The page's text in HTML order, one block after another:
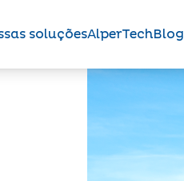
soluçõesAlperTechBlog